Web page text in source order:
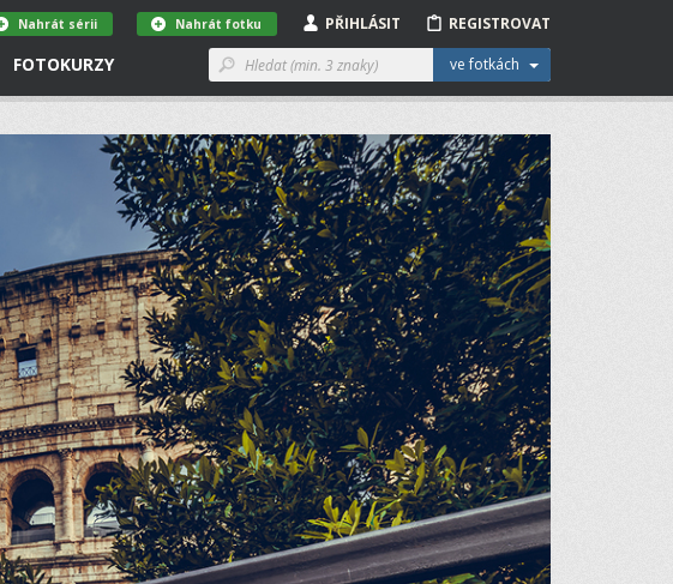
FOTOKURZY ve fotkách
REGISTROVAT
PŘIHLÁSIT
Nahrát fotku
Nahrát sérii